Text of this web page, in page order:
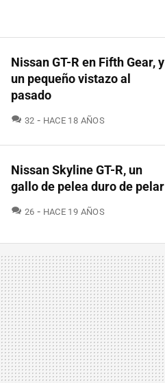
Nissan GT-R en Fifth Gear, y
un pequeño vistazo al
pasado
32 COMENTARIOS
HACE 18 AÑOS
Nissan Skyline GT-R, un
gallo de pelea duro de pelar
26 COMENTARIOS
HACE 19 AÑOS